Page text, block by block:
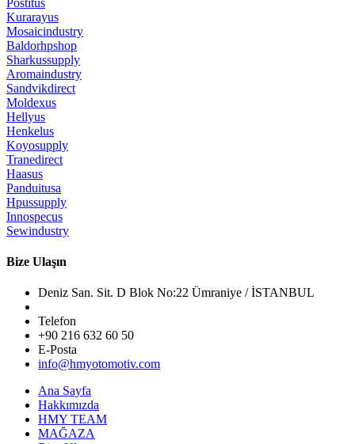
Kurarayus
Mosaicindustry
Baldorhpshop
Sharkussupply
Aromaindustry
Sandvikdirect
Moldexus
Hellyus
Henkelus
Koyosupply
Tranedirect
Haasus
Panduitusa
Hpussupply
Innospecus
Sewindustry
Bize Ulaşın
Deniz San. Sit. D Blok No:22 Ümraniye / İSTANBUL
Telefon
+90 216 632 60 50
E-Posta
info@hmyotomotiv.com
Ana Sayfa
Hakkımızda
HMY TEAM
MAĞAZA